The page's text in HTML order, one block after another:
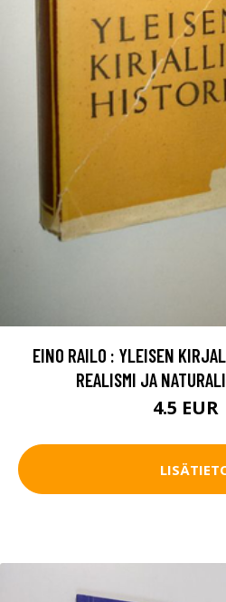
EINO RAILO : YLEISEN
REALISMI JA
4.5 EUR